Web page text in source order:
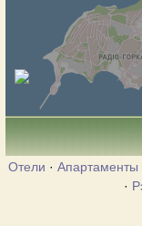
Отели · Апартаменты
·